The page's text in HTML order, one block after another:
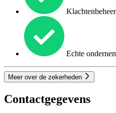
Klachtenbeheer
Echte
Meer over de zekerheden
Contactgegevens